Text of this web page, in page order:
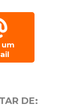
um
DE: